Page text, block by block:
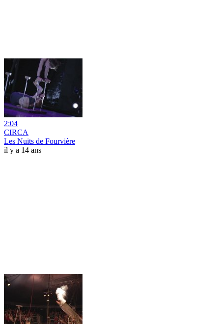
2:04
CIRCA
Les Nuits de Fourvière
il y a 14 ans